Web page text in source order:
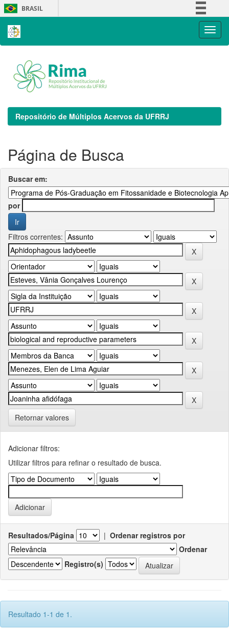
Skip
navigation
BRASIL
Repositório de Múltiplos Acervos da UFRRJ
Página de Busca
Buscar em:
por
Filtros correntes:
Retornar valores
Adicionar filtros:
Utilizar filtros para refinar o resultado de busca.
Resultados/Página | Ordenar registros por
Ordenar
Registro(s)
Resultado 1-1 de 1.